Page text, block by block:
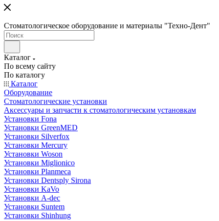
Стоматологическое оборудование и материалы "Техно-Дент"
Каталог
По всему сайту
По каталогу
Каталог
Оборудование
Стоматологические установки
Аксессуары и запчасти к стоматологическим установкам
Установки Fona
Установки GreenMED
Установки Silverfox
Установки Mercury
Установки Woson
Установки Miglionico
Установки Planmeca
Установки Dentsply Sirona
Установки KaVo
Установки A-dec
Установки Suntem
Установки Shinhung